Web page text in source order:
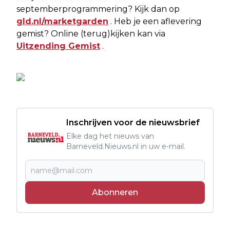
septemberprogrammering? Kijk dan op
gld.nl/marketgarden . Heb je een aflevering
gemist? Online (terug)kijken kan via
Uitzending Gemist .
Inschrijven voor de nieuwsbrief
Elke dag het nieuws van
Barneveld.Nieuws.nl in uw e-mail.
Abonneren